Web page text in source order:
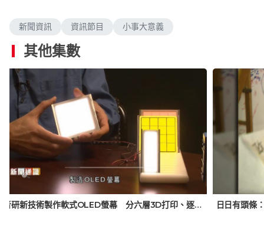
新聞資訊 資訊節目 小事大意義
其他集數
美學者研新技術製作軟式OLED螢幕 分六層3D打印、逐層完成 有望大幅降生產門檻